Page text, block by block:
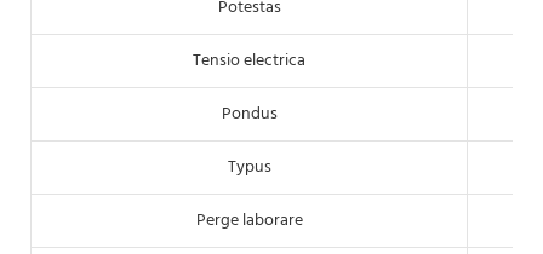
Potestas
Tensio electrica
Pondus
Typus
Perge laborare